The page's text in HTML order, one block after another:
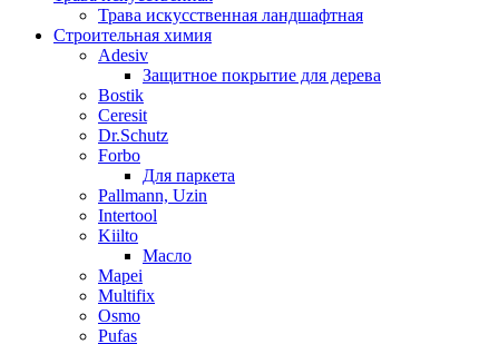
Трава искусственная ландшафтная
Строительная химия
Adesiv
Защитное покрытие для дерева
Bostik
Ceresit
Dr.Schutz
Forbo
Для паркета
Pallmann, Uzin
Intertool
Kiilto
Масло
Mapei
Multifix
Osmo
Pufas